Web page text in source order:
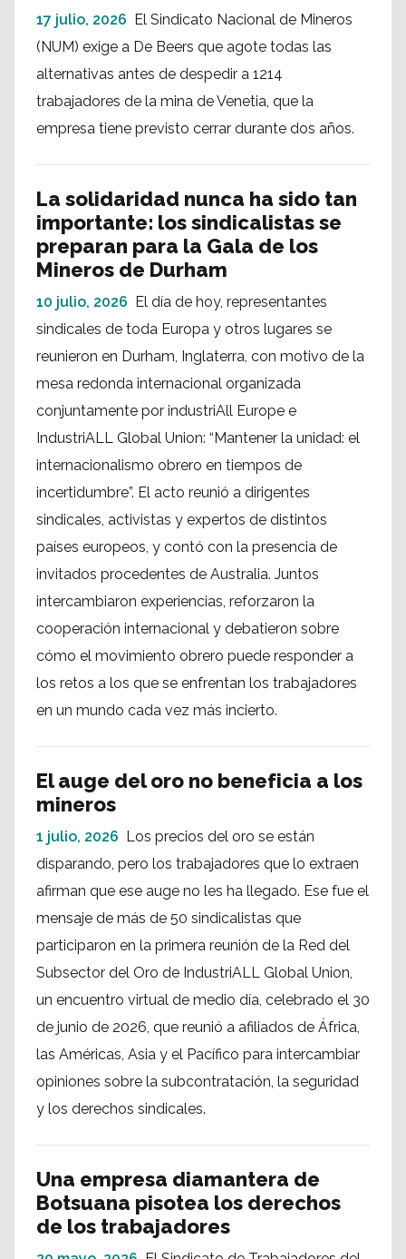
17 julio, 2026 El Sindicato Nacional de Mineros
(NUM) exige a De Beers que agote todas las
alternativas antes de despedir a 1214
trabajadores de la mina de Venetia, que la
empresa tiene previsto cerrar durante dos años.
La solidaridad nunca ha sido tan
importante: los sindicalistas se
preparan para la Gala de los
Mineros de Durham
10 julio, 2026 El día de hoy, representantes
sindicales de toda Europa y otros lugares se
reunieron en Durham, Inglaterra, con motivo de la
mesa redonda internacional organizada
conjuntamente por industriAll Europe e
IndustriALL Global Union: “Mantener la unidad: el
internacionalismo obrero en tiempos de
incertidumbre”. El acto reunió a dirigentes
sindicales, activistas y expertos de distintos
países europeos, y contó con la presencia de
invitados procedentes de Australia. Juntos
intercambiaron experiencias, reforzaron la
cooperación internacional y debatieron sobre
cómo el movimiento obrero puede responder a
los retos a los que se enfrentan los trabajadores
en un mundo cada vez más incierto.
El auge del oro no beneficia a los
mineros
1 julio, 2026 Los precios del oro se están
disparando, pero los trabajadores que lo extraen
afirman que ese auge no les ha llegado. Ese fue el
mensaje de más de 50 sindicalistas que
participaron en la primera reunión de la Red del
Subsector del Oro de IndustriALL Global Union,
un encuentro virtual de medio día, celebrado el 30
de junio de 2026, que reunió a afiliados de África,
las Américas, Asia y el Pacífico para intercambiar
opiniones sobre la subcontratación, la seguridad
y los derechos sindicales.
Una empresa diamantera de
Botsuana pisotea los derechos
de los trabajadores